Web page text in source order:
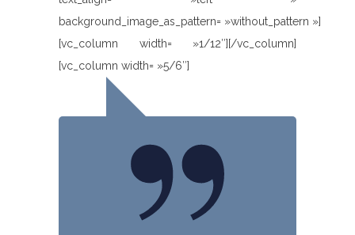
background_image_as_pattern= »without_pattern »]
[vc_column width= »1/12″][/vc_column]
[vc_column width= »5/6″]